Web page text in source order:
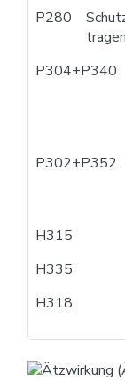
P280
P304+P340
P302+P352
H315
H335
H318